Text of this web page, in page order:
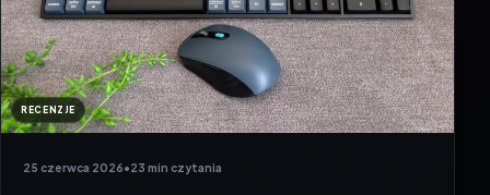
RECENZJE
25 czerwca 2026•23 min czytania